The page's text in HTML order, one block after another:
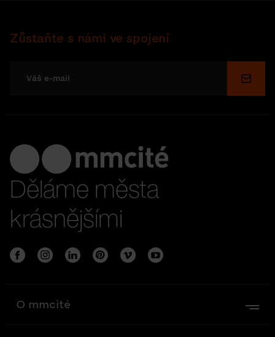
Zůstaňte s námi ve spojení
Děláme města
krásnějšími
O mmcité